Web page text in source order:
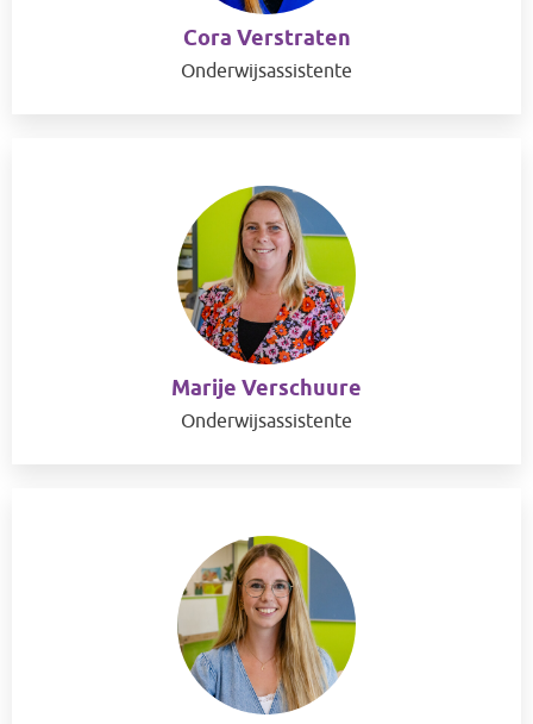
Cora Verstraten
Onderwijsassistente
Marije Verschuure
Onderwijsassistente